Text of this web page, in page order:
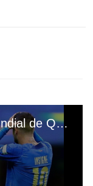
Italia se queda afuera del Mundial de Qatar y la Portugal de Cristiano Ronaldo venció a Turquía